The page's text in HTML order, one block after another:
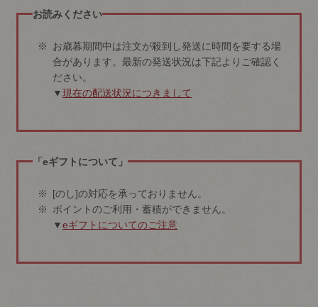
お読みください
お歳暮期間中は注文が殺到し発送に時間を要する場
合があります。最新の発送状況は下記よりご確認く
ださい。
▼現在の配送状況につきまして
「eギフトについて」
[のし]の対応を承っておりません。
ポイントのご利用・蓄積ができません。
▼eギフトについてのご注意